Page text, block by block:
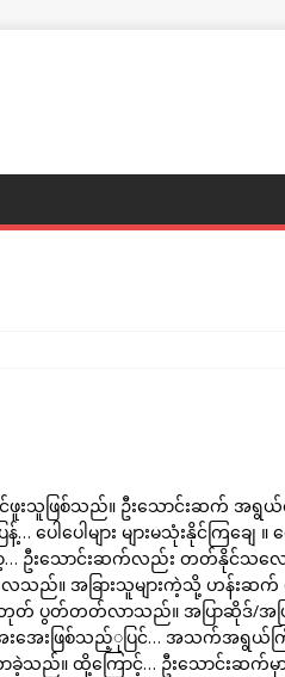
သူဖြစ်သည်။ ဦးသောင်းဆက် အရွယ်
ပေါများ များမသုံးနိုင်ကြချေ ။
ာ့… ဦးသောင်းဆက်လည်း တတ်နိုင်သလ
ေသည်။ အခြားသူများကဲ့သို့ ဟန်းဆက်
တ်တတ်လာသည်။ အပြာဆိုဒ်/အပြာစ
အေးဖြစ်သည့်ုပြင်… အသက်အရွယ်ကြီ
သည်။ ထို့ကြောင့်… ဦးသောင်းဆက်